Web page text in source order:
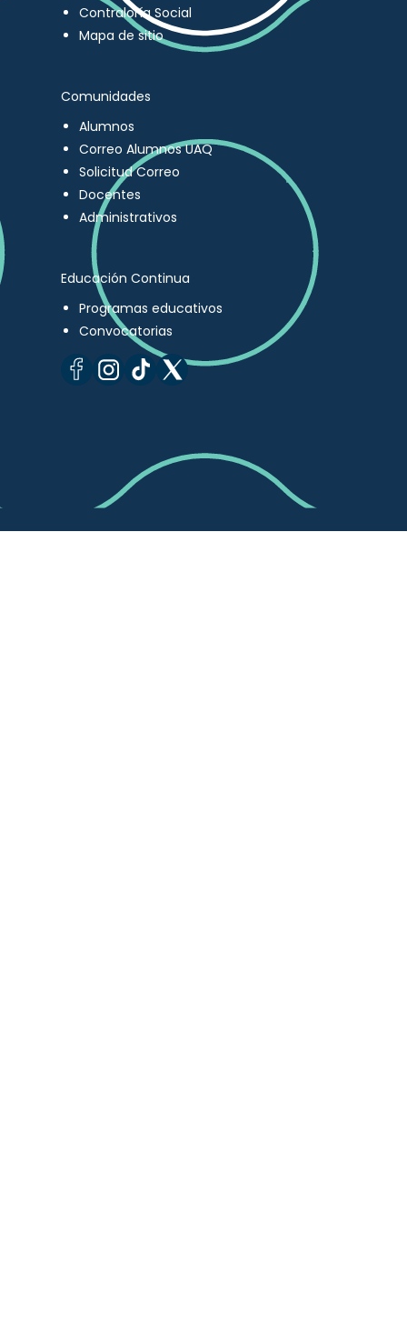
Contraloría Social
Mapa de sitio
Comunidades
Alumnos
Correo Alumnos UAQ
Solicitud Correo
Docentes
Administrativos
Educación Continua
Programas educativos
Convocatorias